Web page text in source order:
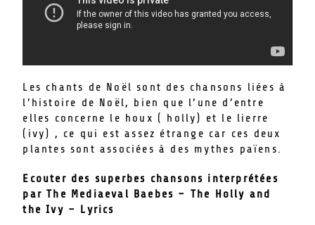
Les chants de Noël sont des chansons liées à
l’histoire de Noël, bien que l’une d’entre
elles concerne le houx ( holly) et le lierre
(ivy) , ce qui est assez étrange car ces deux
plantes sont associées à des mythes païens.
Ecouter des superbes chansons interprétées
par The Mediaeval Baebes – The Holly and
the Ivy – Lyrics